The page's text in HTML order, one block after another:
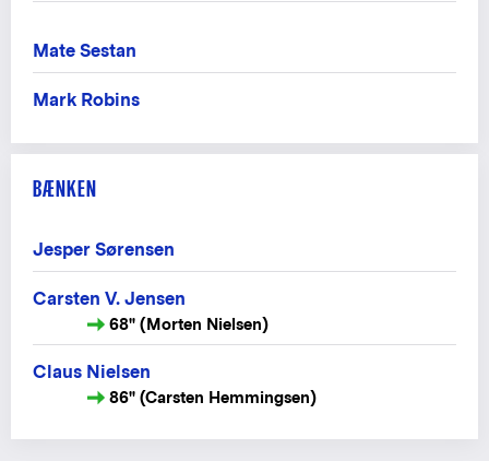
Mate Sestan
Mark Robins
BÆNKEN
Jesper Sørensen
Carsten V. Jensen
68" (Morten Nielsen)
Claus Nielsen
86" (Carsten Hemmingsen)